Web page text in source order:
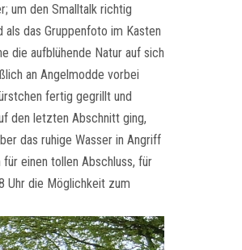
um den Smalltalk richtig
das Gruppenfoto im Kasten
die aufblühende Natur auf sich
an Angelmodde vorbei
fertig gegrillt und
den letzten Abschnitt ging,
das ruhige Wasser in Angriff
einen tollen Abschluss, für
Uhr die Möglichkeit zum